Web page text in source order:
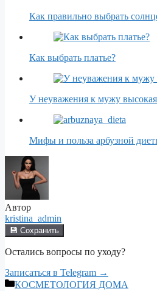
Как правильно выбрать
Как выбрать платье?
У неуважения к мужу
Мифы и польза арбузной
Автор
kristina_admin
💾 Сохранить
Остались вопросы по уходу?
Записаться в Telegram →
Рубрики
КОСМЕТОЛОГИЯ ДОМА